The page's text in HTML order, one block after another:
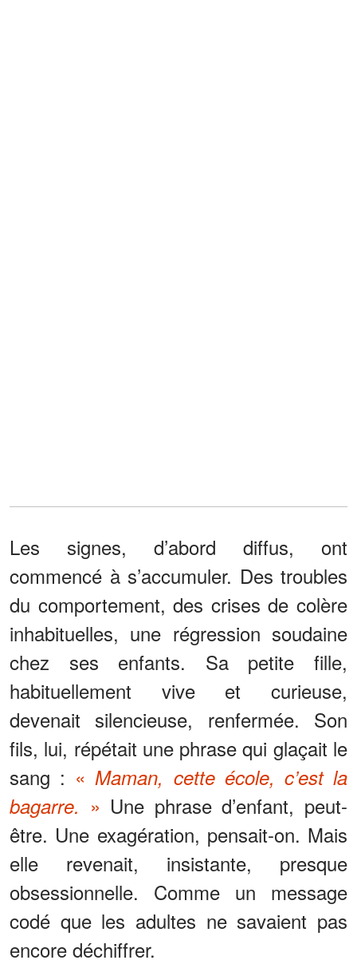
Les signes, d’abord diffus, ont
commencé à s’accumuler. Des troubles
du comportement, des crises de colère
inhabituelles, une régression soudaine
chez ses enfants. Sa petite fille,
habituellement vive et curieuse,
devenait silencieuse, renfermée. Son
fils, lui, répétait une phrase qui glaçait le
sang : « Maman, cette école, c’est la
bagarre. » Une phrase d’enfant, peut-
être. Une exagération, pensait-on. Mais
elle revenait, insistante, presque
obsessionnelle. Comme un message
codé que les adultes ne savaient pas
encore déchiffrer.